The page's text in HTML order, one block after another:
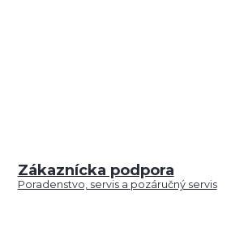
Zákaznícka podpora
Poradenstvo, servis a pozáručný servis